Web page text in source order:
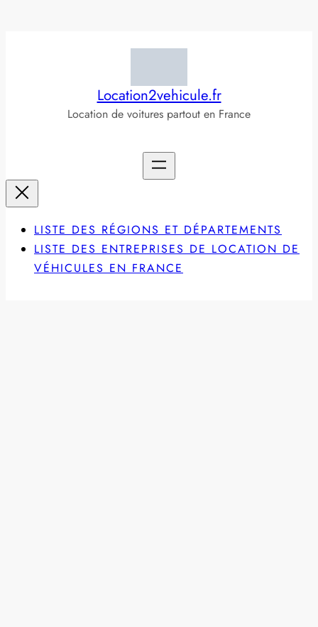
Location2vehicule.fr
Location de voitures partout en France
LISTE DES RÉGIONS ET DÉPARTEMENTS
LISTE DES ENTREPRISES DE LOCATION DE
VÉHICULES EN FRANCE